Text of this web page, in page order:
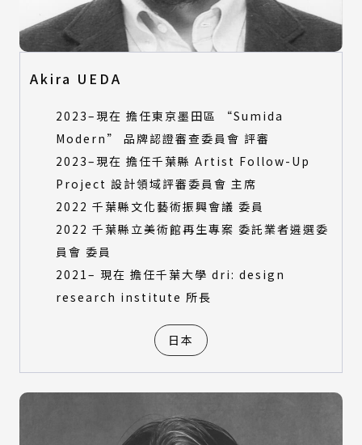
Akira UEDA
2023–現在 擔任東京墨田區 “Sumida
Modern” 品牌認證審查委員會 評審
2023–現在 擔任千葉縣 Artist Follow-Up
Project 設計領域評審委員會 主席
2022 千葉縣文化藝術振興會議 委員
2022 千葉縣立美術館再生專案 委託業者遴選委
員會 委員
2021– 現在 擔任千葉大學 dri: design
research institute 所長
日本